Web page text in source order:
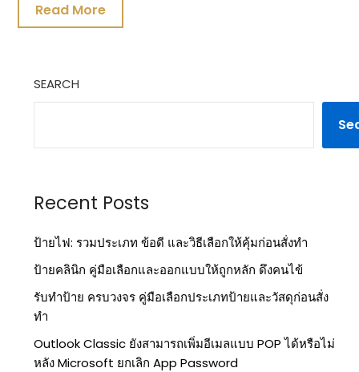
Read More
SEARCH
Recent Posts
ป้ายไฟ: รวมประเภท ข้อดี และวิธีเลือกให้คุ้มก่อนสั่งทำ
ป้ายคลินิก คู่มือเลือกและออกแบบให้ถูกหลัก ดึงคนไข้
รับทำป้าย ครบวงจร คู่มือเลือกประเภทป้ายและวัสดุก่อนสั่ง
ทำ
Outlook Classic ยังสามารถเพิ่มอีเมลแบบ POP ได้หรือไม่
หลัง Microsoft ยกเลิก App Password